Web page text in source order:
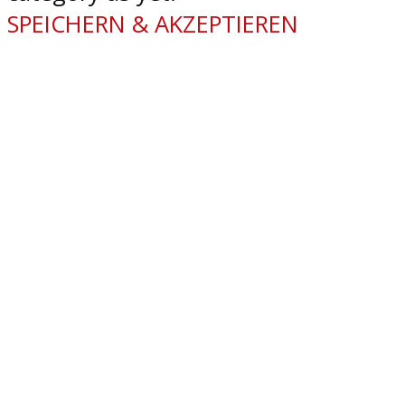
SPEICHERN & AKZEPTIEREN